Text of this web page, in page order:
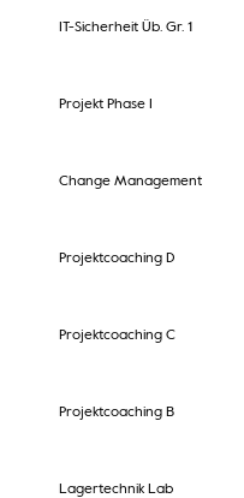
IT-Sicherheit Üb. Gr. 1
Projekt Phase I
Change Management
Projektcoaching D
Projektcoaching C
Projektcoaching B
Lagertechnik Lab